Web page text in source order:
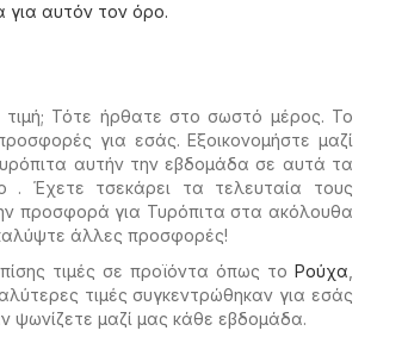
αυτόν τον όρο.
Τότε ήρθατε στο σωστό μέρος. Το
για εσάς. Εξοικονομήστε μαζί
αυτήν την εβδομάδα σε αυτά τα
Έχετε τσεκάρει τα τελευταία τους
προσφορά για Τυρόπιτα στα ακόλουθα
άλλες προσφορές!
τιμές σε προϊόντα όπως το Ρούχα
τιμές συγκεντρώθηκαν για εσάς
ψωνίζετε μαζί μας κάθε εβδομάδα.